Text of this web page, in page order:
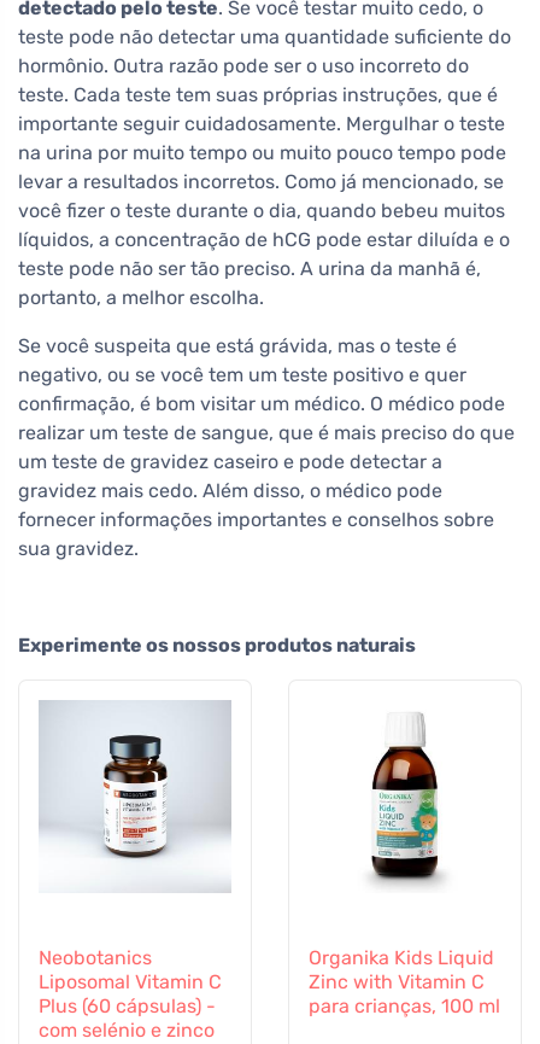
detectado pelo teste. Se você testar muito cedo, o
teste pode não detectar uma quantidade suficiente do
hormônio. Outra razão pode ser o uso incorreto do
teste. Cada teste tem suas próprias instruções, que é
importante seguir cuidadosamente. Mergulhar o teste
na urina por muito tempo ou muito pouco tempo pode
levar a resultados incorretos. Como já mencionado, se
você fizer o teste durante o dia, quando bebeu muitos
líquidos, a concentração de hCG pode estar diluída e o
teste pode não ser tão preciso. A urina da manhã é,
portanto, a melhor escolha.
Se você suspeita que está grávida, mas o teste é
negativo, ou se você tem um teste positivo e quer
confirmação, é bom visitar um médico. O médico pode
realizar um teste de sangue, que é mais preciso do que
um teste de gravidez caseiro e pode detectar a
gravidez mais cedo. Além disso, o médico pode
fornecer informações importantes e conselhos sobre
sua gravidez.
Experimente os nossos produtos naturais
Neobotanics
Liposomal Vitamin C
Plus (60 cápsulas) -
com selénio e zinco
Organika Kids Liquid
Zinc with Vitamin C
para crianças, 100 ml